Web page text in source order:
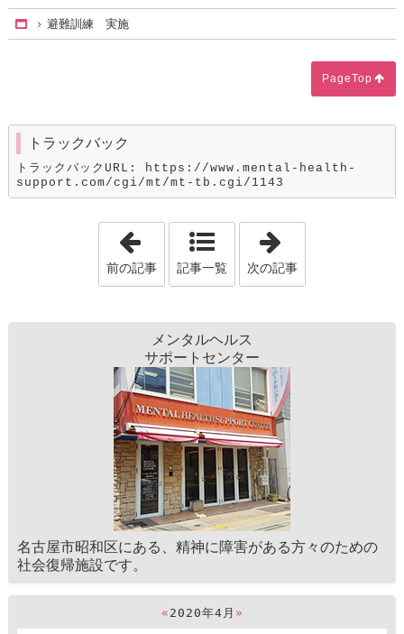
Home
避難訓練 実施
PageTop
トラックバック
トラックバックURL: https://www.mental-health-
support.com/cgi/mt/mt-tb.cgi/1143
「１２月１５日 クリスマス会行いまし
前の記事 記事一覧 次の記事
メンタルヘルス
サポートセンター
名古屋市昭和区にある、精神に障害がある方々のための
社会復帰施設です。
« 2020年4月 »